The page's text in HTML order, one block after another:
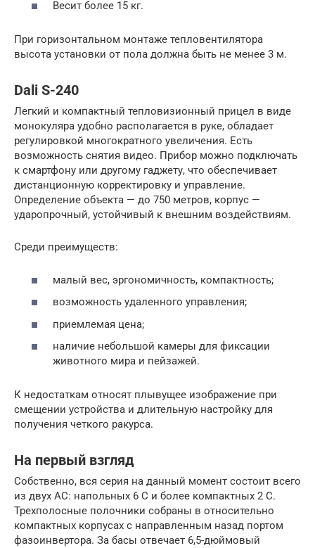
Весит более 15 кг.
При горизонтальном монтаже тепловентилятора
высота установки от пола должна быть не менее 3 м.
Dali S-240
Легкий и компактный тепловизионный прицел в виде
монокуляра удобно располагается в руке, обладает
регулировкой многократного увеличения. Есть
возможность снятия видео. Прибор можно подключать
к смартфону или другому гаджету, что обеспечивает
дистанционную корректировку и управление.
Определение объекта — до 750 метров, корпус —
ударопрочный, устойчивый к внешним воздействиям.
Среди преимуществ:
малый вес, эргономичность, компактность;
возможность удаленного управления;
приемлемая цена;
наличие небольшой камеры для фиксации
животного мира и пейзажей.
К недостаткам относят плывущее изображение при
смещении устройства и длительную настройку для
получения четкого ракурса.
На первый взгляд
Собственно, вся серия на данный момент состоит всего
из двух АС: напольных 6 С и более компактных 2 С.
Трехполосные полочники собраны в относительно
компактных корпусах с направленным назад портом
фазоинвертора. За басы отвечает 6,5-дюймовый